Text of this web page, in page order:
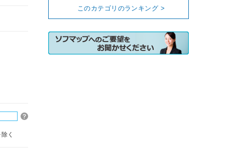
く
このカテゴリのランキング >